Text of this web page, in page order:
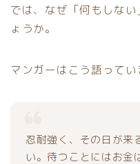
では、なぜ「何もしな
ょうか。
マンガーはこう語ってい
忍耐強く、その日が来
い。待つことにはお金